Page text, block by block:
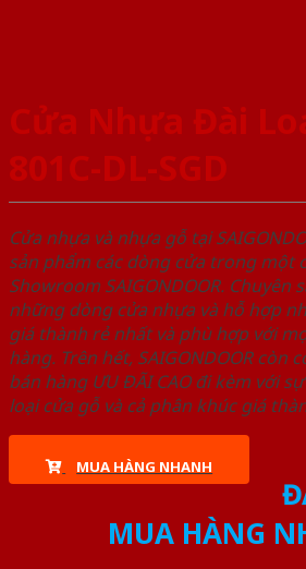
Cửa Nhựa Đài
801C-DL-SGD
Cửa nhựa và nhựa gỗ tại
sản phẩm các dòng cửa trong một
Showroom SAIGONDOOR. Chuyên
những dòng cửa nhựa và hỗ hợp
giá thành rẻ nhất và phù hợp với
hàng. Trên hết, SAIGONDOOR còn
bán hàng ƯU ĐÃI CAO đi kèm với
loại cửa gỗ và cả phân khúc giá
MUA HÀNG NHANH
MUA HÀNG